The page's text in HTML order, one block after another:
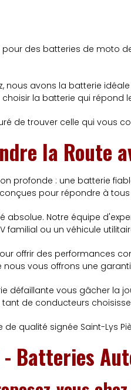
des batteries de moto
nous avons la batterie
la batterie qui répond
de trouver celle qui vous
la Route
profonde : une batterie
pour répondre à
Notre équipe
familial ou un véhicule
offrir des performances
vous offrons une
défaillante vous gâcher la
de conducteurs
qualité signée Saint-Lys
- Batteries